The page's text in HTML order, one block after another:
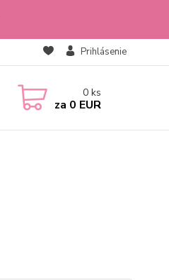
Prihlásenie
0 ks
za 0 EUR